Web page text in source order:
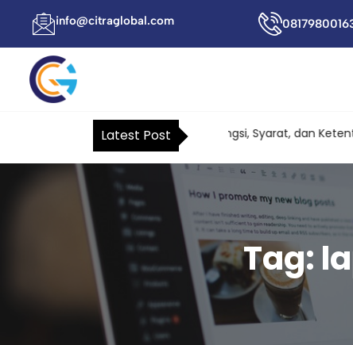
info@citraglobal.com
Latest Post
Surat Kuasa Khusus Pajak: Fungsi, Syarat, dan
Tag: